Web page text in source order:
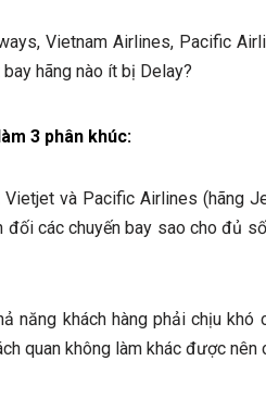
Vietnam Airlines, Pacific
hãng nào ít bị Delay?
3 phân khúc:
và Pacific Airlines (hãng
các chuyến bay sao cho đủ
năng khách hàng phải chịu
quan không làm khác được nên